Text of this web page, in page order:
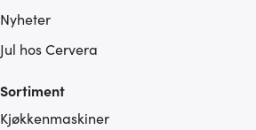
Nyheter
Jul hos Cervera
Sortiment
Kjøkkenmaskiner